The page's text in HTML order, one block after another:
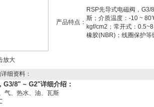
放大
产品特点：
RSP先导式电磁阀，
斯；介质温度：-10 ~
kgf/cm2；常开式：
橡胶(NBR)；线圈保护等
细资料：
G3/8" ~ G2"详细介绍：
气、热水、油、瓦斯